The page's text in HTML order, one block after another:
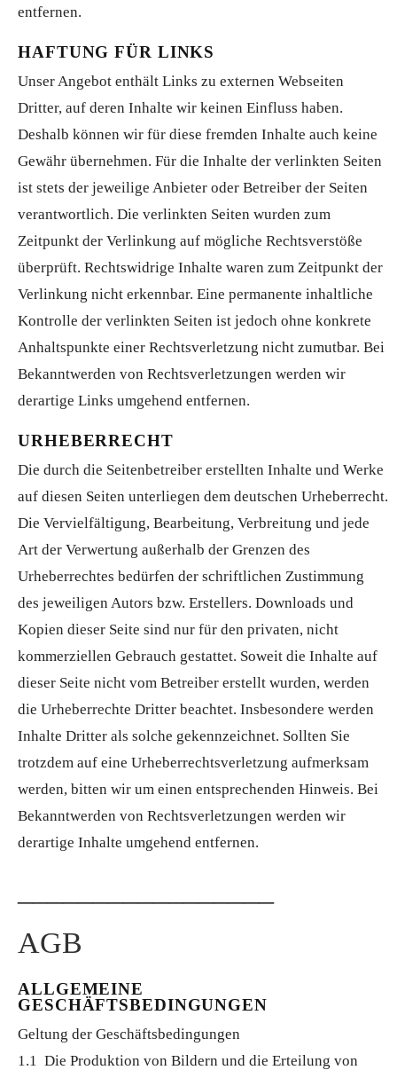
entfernen.
HAFTUNG FÜR LINKS
Unser Angebot enthält Links zu externen Webseiten
Dritter, auf deren Inhalte wir keinen Einfluss haben.
Deshalb können wir für diese fremden Inhalte auch keine
Gewähr übernehmen. Für die Inhalte der verlinkten Seiten
ist stets der jeweilige Anbieter oder Betreiber der Seiten
verantwortlich. Die verlinkten Seiten wurden zum
Zeitpunkt der Verlinkung auf mögliche Rechtsverstöße
überprüft. Rechtswidrige Inhalte waren zum Zeitpunkt der
Verlinkung nicht erkennbar. Eine permanente inhaltliche
Kontrolle der verlinkten Seiten ist jedoch ohne konkrete
Anhaltspunkte einer Rechtsverletzung nicht zumutbar. Bei
Bekanntwerden von Rechtsverletzungen werden wir
derartige Links umgehend entfernen.
URHEBERRECHT
Die durch die Seitenbetreiber erstellten Inhalte und Werke
auf diesen Seiten unterliegen dem deutschen Urheberrecht.
Die Vervielfältigung, Bearbeitung, Verbreitung und jede
Art der Verwertung außerhalb der Grenzen des
Urheberrechtes bedürfen der schriftlichen Zustimmung
des jeweiligen Autors bzw. Erstellers. Downloads und
Kopien dieser Seite sind nur für den privaten, nicht
kommerziellen Gebrauch gestattet. Soweit die Inhalte auf
dieser Seite nicht vom Betreiber erstellt wurden, werden
die Urheberrechte Dritter beachtet. Insbesondere werden
Inhalte Dritter als solche gekennzeichnet. Sollten Sie
trotzdem auf eine Urheberrechtsverletzung aufmerksam
werden, bitten wir um einen entsprechenden Hinweis. Bei
Bekanntwerden von Rechtsverletzungen werden wir
derartige Inhalte umgehend entfernen.
AGB
ALLGEMEINE
GESCHÄFTSBEDINGUNGEN
Geltung der Geschäftsbedingungen
1.1 Die Produktion von Bildern und die Erteilung von